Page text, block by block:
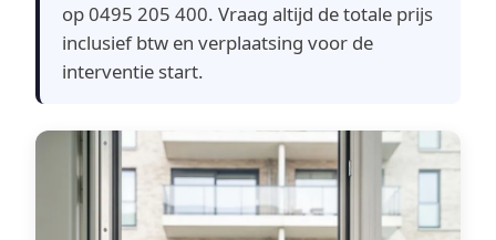
op 0495 205 400. Vraag altijd de totale prijs
inclusief btw en verplaatsing voor de
interventie start.